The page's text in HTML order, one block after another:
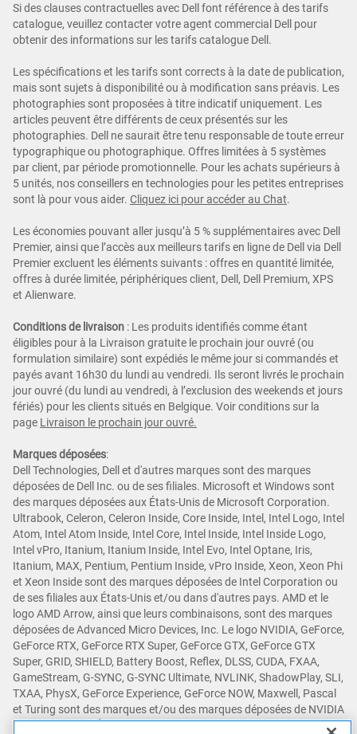
Si des clauses contractuelles avec Dell font référence à des tarifs
catalogue, veuillez contacter votre agent commercial Dell pour
obtenir des informations sur les tarifs catalogue Dell.
Les spécifications et les tarifs sont corrects à la date de publication,
mais sont sujets à disponibilité ou à modification sans préavis. Les
photographies sont proposées à titre indicatif uniquement. Les
articles peuvent être différents de ceux présentés sur les
photographies. Dell ne saurait être tenu responsable de toute erreur
typographique ou photographique. Offres limitées à 5 systèmes
par client, par période promotionnelle. Pour les achats supérieurs à
5 unités, nos conseillers en technologies pour les petites entreprises
sont là pour vous aider. Cliquez ici pour accéder au Chat.
Les économies pouvant aller jusqu’à 5 % supplémentaires avec Dell
Premier, ainsi que l’accès aux meilleurs tarifs en ligne de Dell via Dell
Premier excluent les éléments suivants : offres en quantité limitée,
offres à durée limitée, périphériques client, Dell, Dell Premium, XPS
et Alienware.
Conditions de livraison : Les produits identifiés comme étant
éligibles pour à la Livraison gratuite le prochain jour ouvré (ou
formulation similaire) sont expédiés le même jour si commandés et
payés avant 16h30 du lundi au vendredi. Ils seront livrés le prochain
jour ouvré (du lundi au vendredi, à l’exclusion des weekends et jours
fériés) pour les clients situés en Belgique. Voir conditions sur la
page Livraison le prochain jour ouvré.
Marques déposées:
Dell Technologies, Dell et d'autres marques sont des marques
déposées de Dell Inc. ou de ses filiales. Microsoft et Windows sont
des marques déposées aux États-Unis de Microsoft Corporation.
Ultrabook, Celeron, Celeron Inside, Core Inside, Intel, Intel Logo, Intel
Atom, Intel Atom Inside, Intel Core, Intel Inside, Intel Inside Logo,
Intel vPro, Itanium, Itanium Inside, Intel Evo, Intel Optane, Iris,
Itanium, MAX, Pentium, Pentium Inside, vPro Inside, Xeon, Xeon Phi
et Xeon Inside sont des marques déposées de Intel Corporation ou
de ses filiales aux États-Unis et/ou dans d'autres pays. AMD et le
logo AMD Arrow, ainsi que leurs combinaisons, sont des marques
déposées de Advanced Micro Devices, Inc. Le logo NVIDIA, GeForce,
GeForce RTX, GeForce RTX Super, GeForce GTX, GeForce GTX
Super, GRID, SHIELD, Battery Boost, Reflex, DLSS, CUDA, FXAA,
GameStream, G-SYNC, G-SYNC Ultimate, NVLINK, ShadowPlay, SLI,
TXAA, PhysX, GeForce Experience, GeForce NOW, Maxwell, Pascal
et Turing sont des marques et/ou des marques déposées de NVIDIA
Corporation aux États-Unis et dans d'autres pays. Snapdragon est